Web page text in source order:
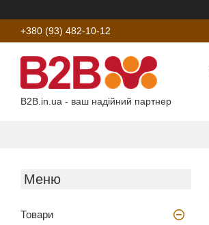
+380 (93) 482-10-12
B2B.in.ua - ваш надійний партнер
Товари